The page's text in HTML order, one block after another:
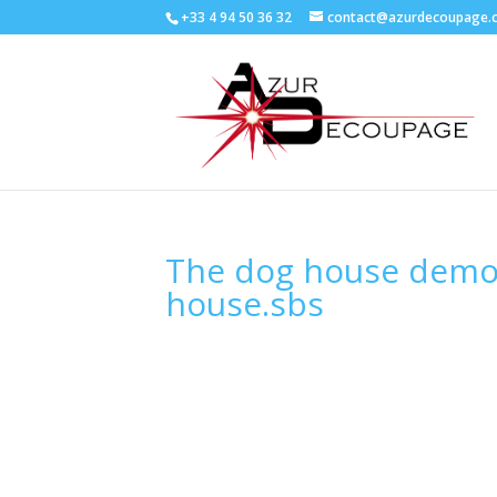
+33 4 94 50 36 32
The dog house
house.sbs